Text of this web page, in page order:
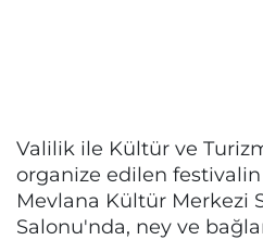
Valilik ile Kültür ve
organize edilen festivalin
Mevlana Kültür Merkezi
Salonu'nda, ney ve